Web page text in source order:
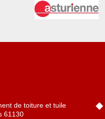
de toiture et tuile
61130